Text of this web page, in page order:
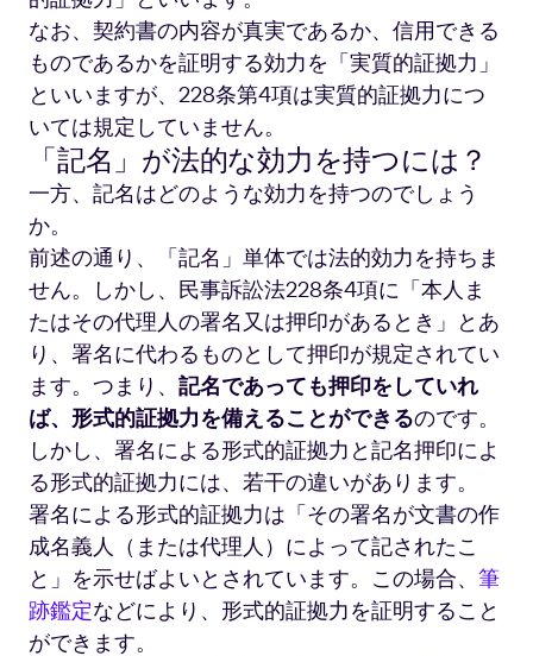
なお、契約書の内容が真実であるか、信用できる
ものであるかを証明する効力を「実質的証拠力」
といいますが、228条第4項は実質的証拠力につ
いては規定していません。
「記名」が法的な効力を持つには？
一方、記名はどのような効力を持つのでしょう
か。
前述の通り、「記名」単体では法的効力を持ちま
せん。しかし、民事訴訟法228条4項に「本人ま
たはその代理人の署名又は押印があるとき」とあ
り、署名に代わるものとして押印が規定されてい
ます。つまり、 記名であっても押印をしていれ
ば、形式的証拠力を備えることができるのです。
しかし、署名による形式的証拠力と記名押印によ
る形式的証拠力には、若干の違いがあります。
署名による形式的証拠力は「その署名が文書の作
成名義人（または代理人）によって記されたこ
と」を示せばよいとされています。この場合、 筆
跡鑑定などにより、形式的証拠力を証明すること
ができます。